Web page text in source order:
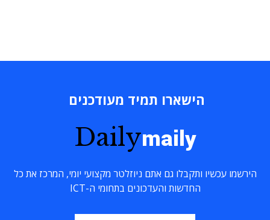
הישארו תמיד מעודכנים
Dailymaily
הירשמו עכשיו ותקבלו גם אתם ניוזלטר מקצועי יומי, המרכז את כל
החדשות והעדכונים בתחומי ה-ICT